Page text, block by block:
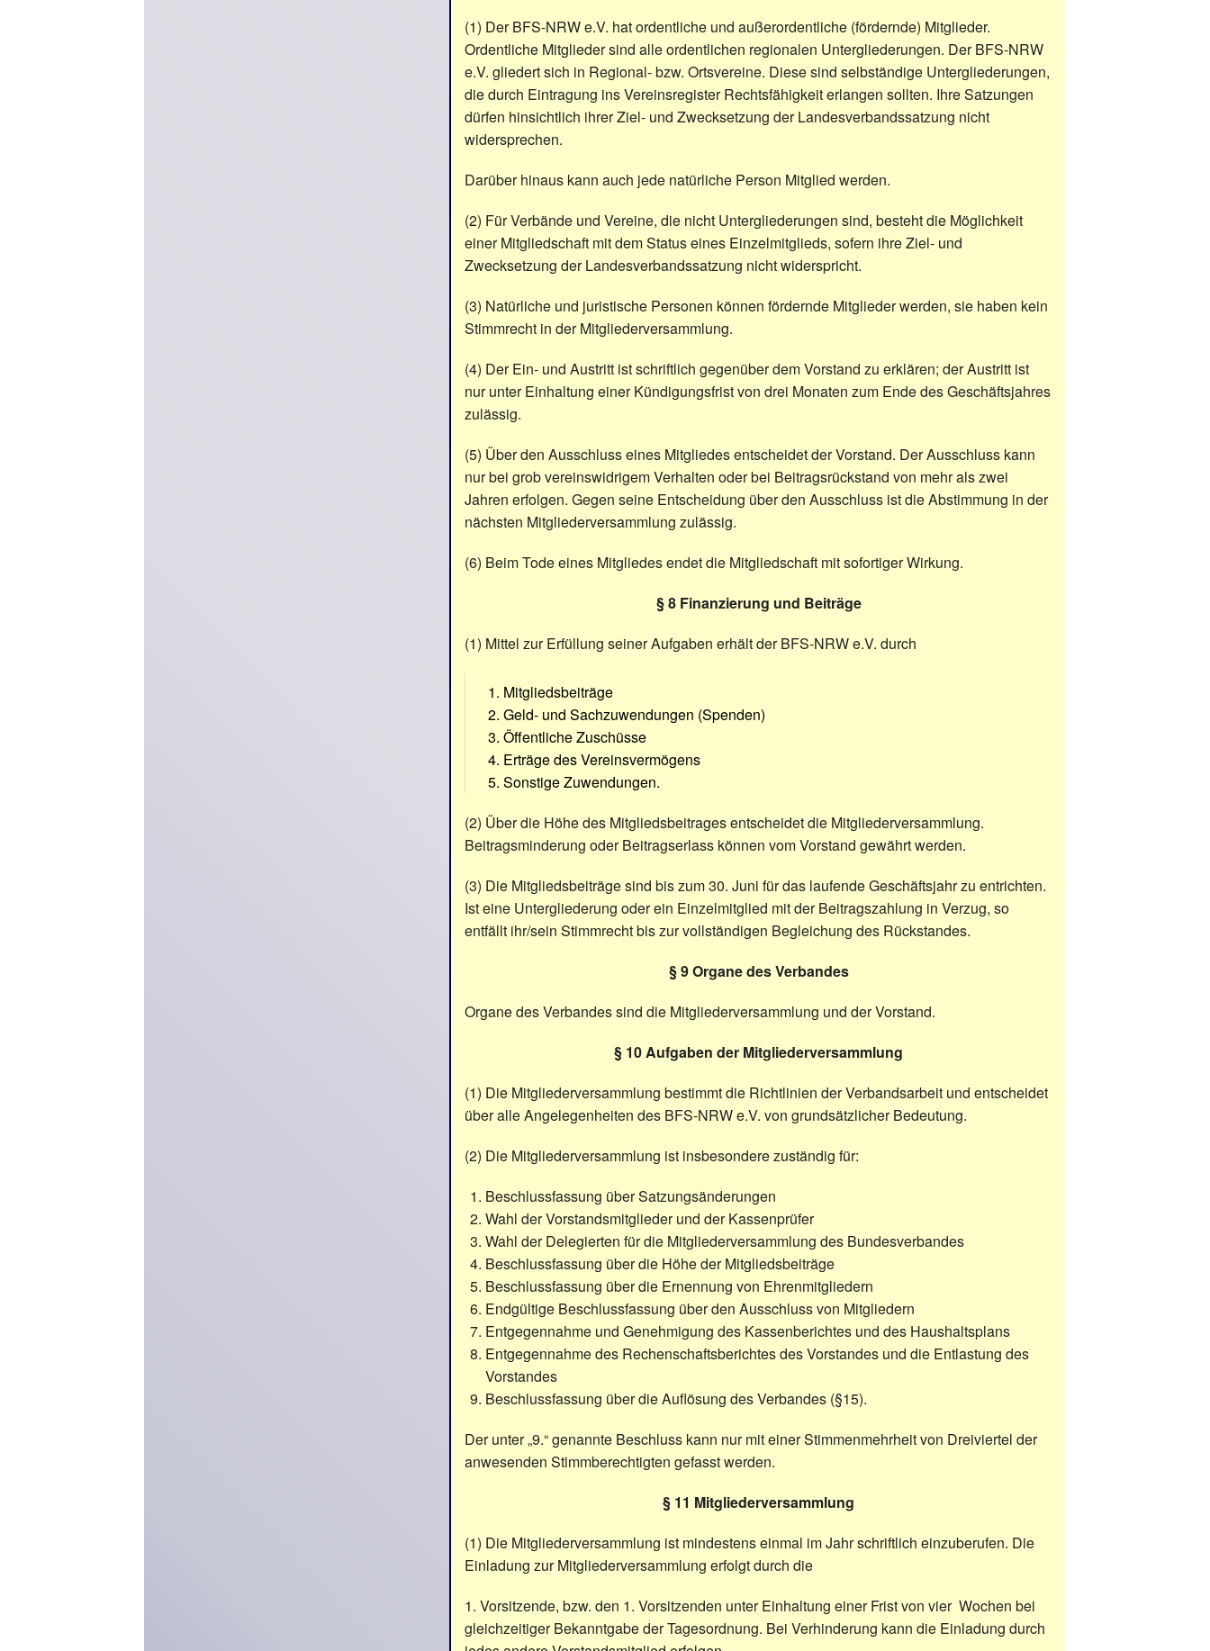
(1) Der BFS-NRW e.V. hat ordentliche und außerordentliche (fördernde) Mitglieder.
Ordentliche Mitglieder sind alle ordentlichen regionalen Untergliederungen. Der BFS-NRW
e.V. gliedert sich in Regional- bzw. Ortsvereine. Diese sind selbständige Untergliederungen,
die durch Eintragung ins Vereinsregister Rechtsfähigkeit erlangen sollten. Ihre Satzungen
dürfen hinsichtlich ihrer Ziel- und Zwecksetzung der Landesverbandssatzung nicht
widersprechen.
Darüber hinaus kann auch jede natürliche Person Mitglied werden.
(2) Für Verbände und Vereine, die nicht Untergliederungen sind, besteht die Möglichkeit
einer Mitgliedschaft mit dem Status eines Einzelmitglieds, sofern ihre Ziel- und
Zwecksetzung der Landesverbandssatzung nicht widerspricht.
(3) Natürliche und juristische Personen können fördernde Mitglieder werden, sie haben kein
Stimmrecht in der Mitgliederversammlung.
(4) Der Ein- und Austritt ist schriftlich gegenüber dem Vorstand zu erklären; der Austritt ist
nur unter Einhaltung einer Kündigungsfrist von drei Monaten zum Ende des Geschäftsjahres
zulässig.
(5) Über den Ausschluss eines Mitgliedes entscheidet der Vorstand. Der Ausschluss kann
nur bei grob vereinswidrigem Verhalten oder bei Beitragsrückstand von mehr als zwei
Jahren erfolgen. Gegen seine Entscheidung über den Ausschluss ist die Abstimmung in der
nächsten Mitgliederversammlung zulässig.
(6) Beim Tode eines Mitgliedes endet die Mitgliedschaft mit sofortiger Wirkung.
§ 8 Finanzierung und Beiträge
(1) Mittel zur Erfüllung seiner Aufgaben erhält der BFS-NRW e.V. durch
Mitgliedsbeiträge
Geld- und Sachzuwendungen (Spenden)
Öffentliche Zuschüsse
Erträge des Vereinsvermögens
Sonstige Zuwendungen.
(2) Über die Höhe des Mitgliedsbeitrages entscheidet die Mitgliederversammlung.
Beitragsminderung oder Beitragserlass können vom Vorstand gewährt werden.
(3) Die Mitgliedsbeiträge sind bis zum 30. Juni für das laufende Geschäftsjahr zu entrichten.
Ist eine Untergliederung oder ein Einzelmitglied mit der Beitragszahlung in Verzug, so
entfällt ihr/sein Stimmrecht bis zur vollständigen Begleichung des Rückstandes.
§ 9 Organe des Verbandes
Organe des Verbandes sind die Mitgliederversammlung und der Vorstand.
§ 10 Aufgaben der Mitgliederversammlung
(1) Die Mitgliederversammlung bestimmt die Richtlinien der Verbandsarbeit und entscheidet
über alle Angelegenheiten des BFS-NRW e.V. von grundsätzlicher Bedeutung.
(2) Die Mitgliederversammlung ist insbesondere zuständig für:
Beschlussfassung über Satzungsänderungen
Wahl der Vorstandsmitglieder und der Kassenprüfer
Wahl der Delegierten für die Mitgliederversammlung des Bundesverbandes
Beschlussfassung über die Höhe der Mitgliedsbeiträge
Beschlussfassung über die Ernennung von Ehrenmitgliedern
Endgültige Beschlussfassung über den Ausschluss von Mitgliedern
Entgegennahme und Genehmigung des Kassenberichtes und des Haushaltsplans
Entgegennahme des Rechenschaftsberichtes des Vorstandes und die Entlastung des
Vorstandes
Beschlussfassung über die Auflösung des Verbandes (§15).
Der unter „9.“ genannte Beschluss kann nur mit einer Stimmenmehrheit von Dreiviertel der
anwesenden Stimmberechtigten gefasst werden.
§ 11 Mitgliederversammlung
(1) Die Mitgliederversammlung ist mindestens einmal im Jahr schriftlich einzuberufen. Die
Einladung zur Mitgliederversammlung erfolgt durch die
1. Vorsitzende, bzw. den 1. Vorsitzenden unter Einhaltung einer Frist von vier Wochen bei
gleichzeitiger Bekanntgabe der Tagesordnung. Bei Verhinderung kann die Einladung durch